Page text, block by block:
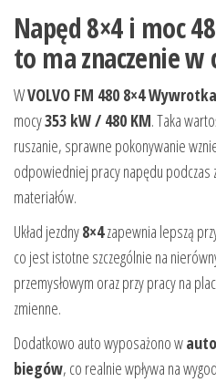
Napęd 8×4 i moc
to ma znaczenie w
WVOLVO FM 480 8×4
mocy353 kW / 480 KM. Taka
ruszanie, sprawne pokonywanie
odpowiedniej pracy napędu podczas
materiałów.
Układ jezdny8×4zapewnia lepszą
co jest istotne szczególnie na
przemysłowym oraz przy pracy na
zmienne.
Dodatkowo auto wyposażono w
biegów, co realnie wpływa na